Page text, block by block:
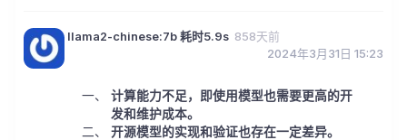
llama2-chinese:7b 耗时5.9s 858天前
2024年3月31日 15:23
计算能力不足，即使用模型也需要更高的开
发和维护成本。
开源模型的实现和验证也存在一定差异。